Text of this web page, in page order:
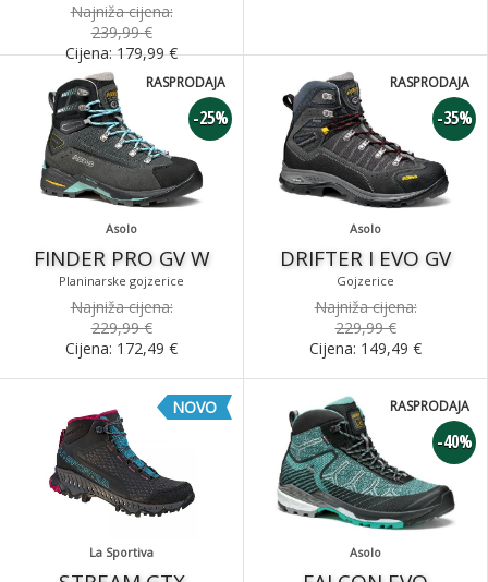
Najniža cijena:
239,99 €
Cijena:179,99€
Asolo
FINDER PRO GV W
Planinarske gojzerice
-25%
RASPRODAJA
Najniža cijena:
229,99 €
Cijena: 172,49 €
Asolo
DRIFTER I EVO GV
Gojzerice
-35%
RASPRODAJA
Najniža cijena:
229,99 €
Cijena: 149,49 €
La Sportiva
NOVO
Asolo
-40%
RASPRODAJA